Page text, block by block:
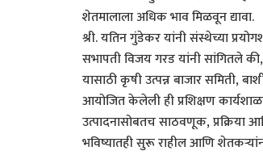
शेतमालाला अधिक भाव मिळवून द्यावा.
श्री. यतिन गुंडेकर यांनी संस्थेच्या
सभापती विजय गरड यांनी सांगितले
यासाठी कृषी उत्पन्न बाजार समिती,
आयोजित केलेली ही प्रशिक्षण
उत्पादनासोबतच साठवणूक, प्रक्रिया
भविष्यातही सुरू राहील आणि